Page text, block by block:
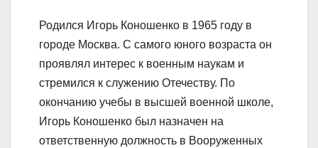
Родился Игорь Коношенко в 1965 году в
городе Москва. С самого юного возраста он
проявлял интерес к военным наукам и
стремился к служению Отечеству. По
окончанию учебы в высшей военной школе,
Игорь Коношенко был назначен на
ответственную должность в Вооруженных